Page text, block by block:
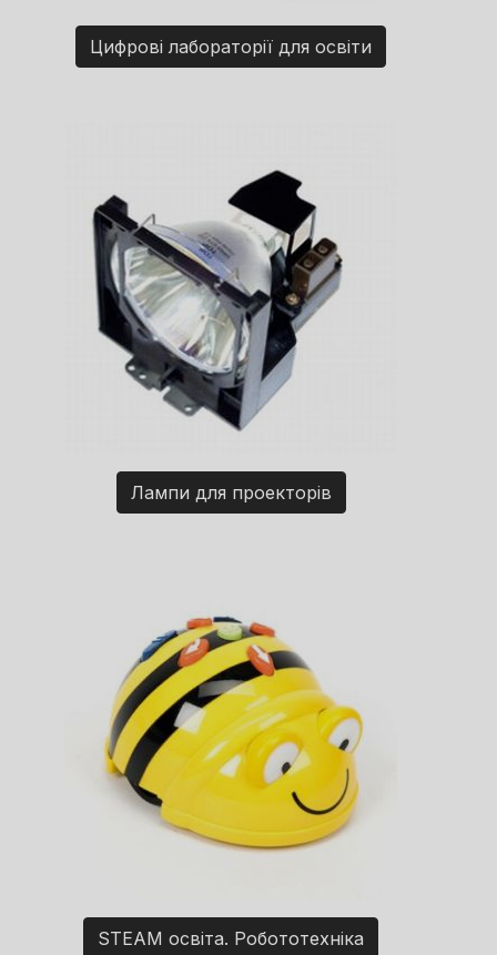
Цифрові лабораторії для освіти
Лампи для проекторів
STEAM освіта. Робототехніка